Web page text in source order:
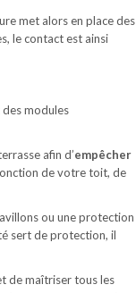
met alors en place des
le contact est ainsi
modules
afin d’empêcher
de votre toit, de
ou une protection
sert de protection, il
de maîtriser tous les